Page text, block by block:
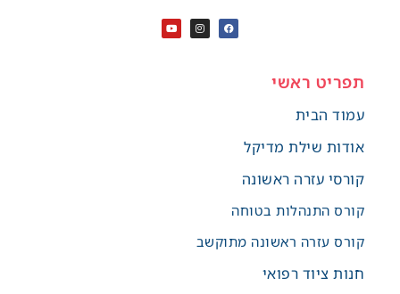
תפריט ראשי
עמוד הבית
אודות שילת מדיקל
קורסי עזרה ראשונה
קורס התנהלות בטוחה
קורס עזרה ראשונה מתוקשב
חנות ציוד רפואי